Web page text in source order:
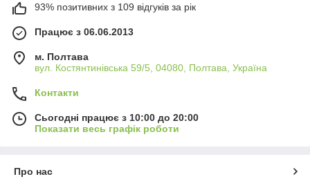
93% позитивних з 109 відгуків за рік
Працює з 06.06.2013
м. Полтава
вул. Костянтинівська 59/5, 04080, Полтава, Україна
Контакти
Сьогодні працює з 10:00 до 20:00
Показати весь графік роботи
Про нас